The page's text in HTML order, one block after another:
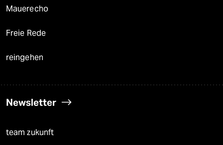
Mauerecho
Freie Rede
reingehen
Newsletter
team zukunft